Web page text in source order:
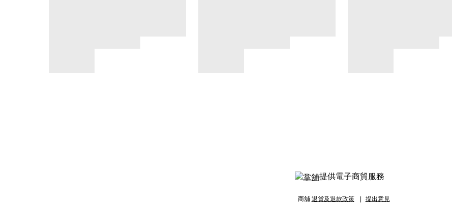
提供電子商貿服務
商舖 退貨及退款政策 提出意見